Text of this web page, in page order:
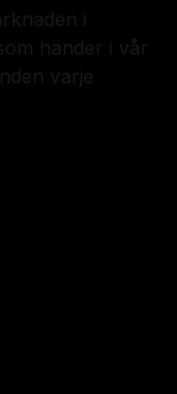
i
händer i vår
varje